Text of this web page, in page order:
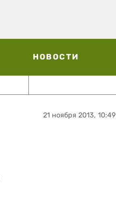
НОВОСТИ
21 ноября 2013, 10:49